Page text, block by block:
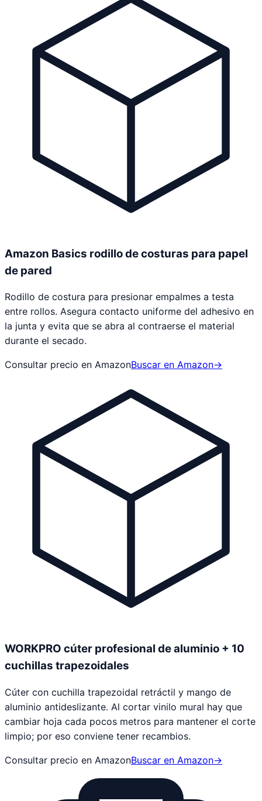
Amazon Basics rodillo de costuras para papel
de pared
Rodillo de costura para presionar empalmes a testa
entre rollos. Asegura contacto uniforme del adhesivo en
la junta y evita que se abra al contraerse el material
durante el secado.
Consultar precio en AmazonBuscar en Amazon→
WORKPRO cúter profesional de aluminio + 10
cuchillas trapezoidales
Cúter con cuchilla trapezoidal retráctil y mango de
aluminio antideslizante. Al cortar vinilo mural hay que
cambiar hoja cada pocos metros para mantener el corte
limpio; por eso conviene tener recambios.
Consultar precio en AmazonBuscar en Amazon→